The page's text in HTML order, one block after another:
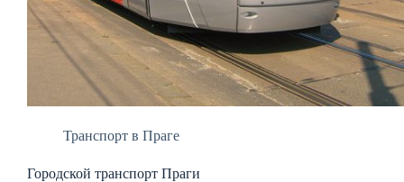
Транспорт в Праге
Городской транспорт Праги